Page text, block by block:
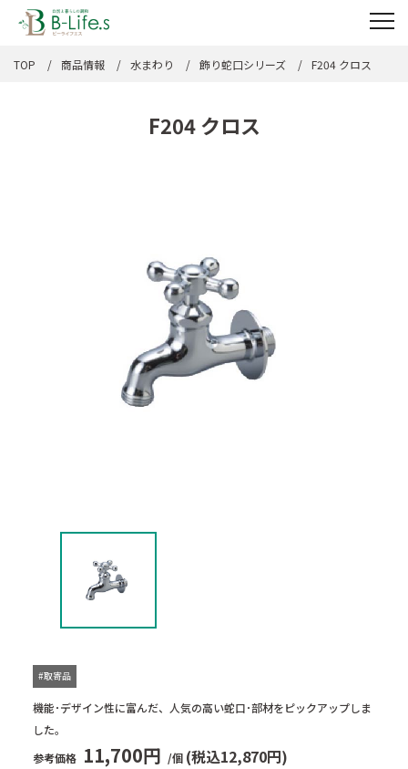
TOP 商品情報 水まわり 飾り蛇口シリーズ F204 クロス
F204 クロス
機能･デザイン性に富んだ、人気の高い蛇口･部材をピックアップしま
した。
#取寄品
参考価格 11,700円 /個 (税込12,870円)